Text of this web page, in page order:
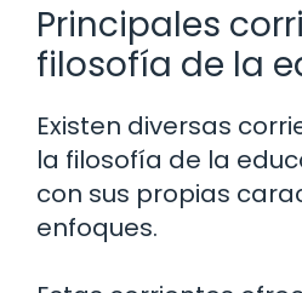
Principales
filosofía de la
Existen diversas
la filosofía de la
con sus propias
enfoques.